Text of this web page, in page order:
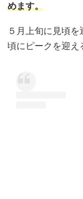
めます。
５月上旬に見頃を
頃にピークを迎え